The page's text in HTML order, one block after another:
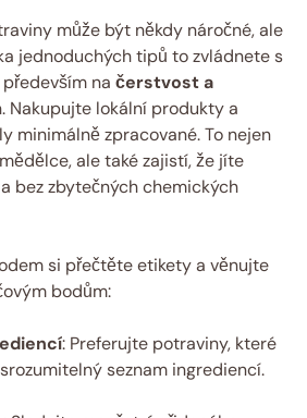
může být někdy náročné, ale
jednoduchých tipů to zvládnete s
na čerstvost a
Nakupujte lokální produkty a
minimálně zpracované. To nejen
ale také zajistí, že jíte
bez zbytečných chemických
si přečtěte etikety a věnujte
bodům:
: Preferujte potraviny, které
seznam ingrediencí.